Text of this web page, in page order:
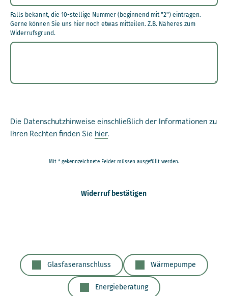
Falls bekannt, die 10-stellige Nummer (beginnend mit "2") eintragen.
Gerne können Sie uns hier noch etwas mitteilen. Z.B. Näheres zum
Widerrufsgrund.
Die Datenschutzhinweise einschließlich der Informationen zu
Ihren Rechten finden Sie hier.
Mit * gekennzeichnete Felder müssen ausgefüllt werden.
Widerruf bestätigen
Glasfaseranschluss Wärmepumpe
Energieberatung